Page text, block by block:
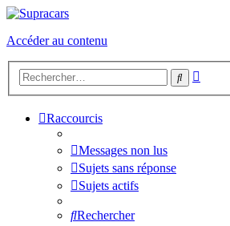
Accéder au contenu
Rechercher
Raccourcis
Messages non lus
Sujets sans réponse
Sujets actifs
Rechercher